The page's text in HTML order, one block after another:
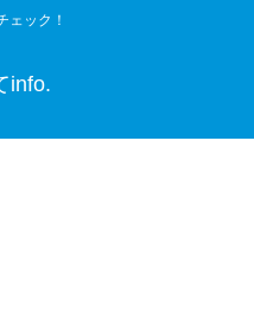
ェック！
info.